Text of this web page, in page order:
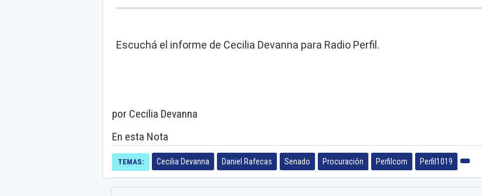
Escuchá el informe de Cecilia Devanna para Radio Perfil.
por Cecilia Devanna
En esta Nota
TEMAS: Cecilia Devanna Daniel Rafecas Senado Procuración Perfilcom Perfil1019